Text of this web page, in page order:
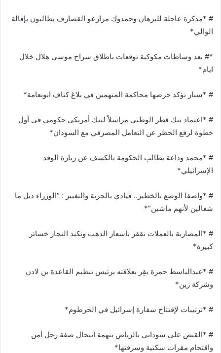
# *مذكرة عاجلة للبرهان وحمدوك مزارعو القضارف يطالبون بإقالة
الوالي*
*# بعد وساطات مكوكية توقعات باطلاق سراح موسى هلال خلال
ايام*
# *سنار تؤكد حرصها محاكمة المتهمين في بلاغ كناف ابونعامة*
# *اعتماد بنك قطر الوطني مراسلاً لبنك أمريكي حكومي في أول
خطوة لرفع الحظر عن التعامل المصرفي مع السودان*
# *محمد وداعة يطالب الحكومة بالكشف عن زيارة الوفد
الإسرائيلي*
# *واصفا الوضع بالخطير.. قيادي بالحرية والتغيير : “الوزراء ديل ما
شغالين لأنهم ماشين”*
# *المضاربة بالعملات تقفز بأسعار الذهب وتكبد التجار خسائر
كبيرة*
# *عبدالباسط حمزة يقِر بعلاقته برئيس تنظيم القاعدة بن لادن
وشركة زين*
# *ترتيبات لإفتتاح سفارة إسرائيل في الخرطوم*
# *القبض على سوداني بالرياض بتهمة انتحال صفة رجل أمن
واقتحام مقرات سكنية وسرقتها*